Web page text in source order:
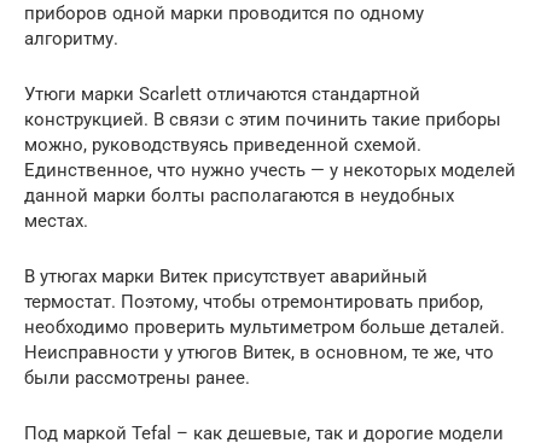
приборов одной марки проводится по одному
алгоритму.
Утюги марки Scarlett отличаются стандартной
конструкцией. В связи с этим починить такие приборы
можно, руководствуясь приведенной схемой.
Единственное, что нужно учесть — у некоторых моделей
данной марки болты располагаются в неудобных
местах.
В утюгах марки Витек присутствует аварийный
термостат. Поэтому, чтобы отремонтировать прибор,
необходимо проверить мультиметром больше деталей.
Неисправности у утюгов Витек, в основном, те же, что
были рассмотрены ранее.
Под маркой Tefal – как дешевые, так и дорогие модели